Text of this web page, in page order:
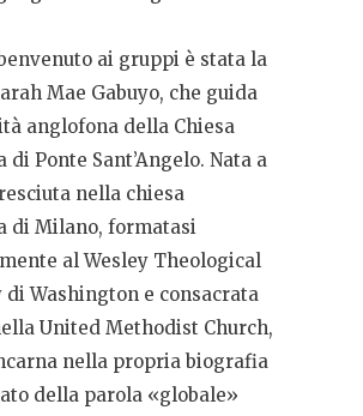
ai gruppi è stata la
Mae Gabuyo, che guida
anglofona della Chiesa
di Ponte Sant’Angelo. Nata a
nella chiesa
di Milano, formatasi
al Wesley Theological
di Washington e consacrata
United Methodist Church,
nella propria biografia
della parola «globale»